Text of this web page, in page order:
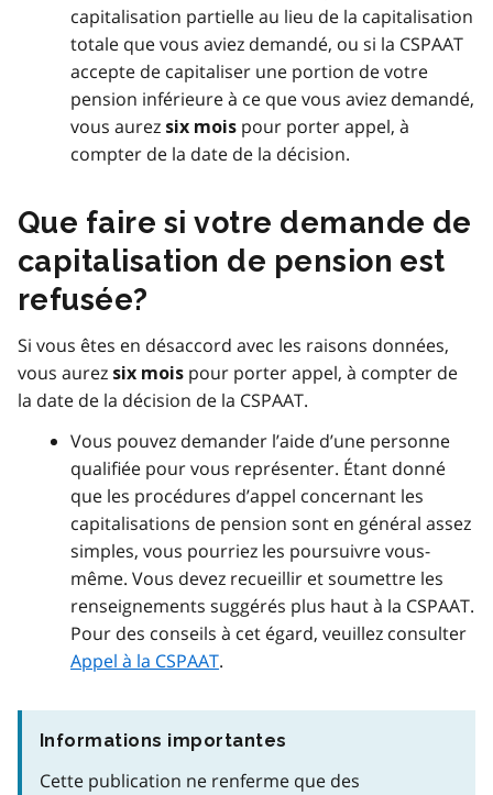
capitalisation partielle au lieu de la capitalisation
totale que vous aviez demandé, ou si la CSPAAT
accepte de capitaliser une portion de votre
pension inférieure à ce que vous aviez demandé,
vous aurez six mois pour porter appel, à
compter de la date de la décision.
Que faire si votre demande de
capitalisation de pension est
refusée?
Si vous êtes en désaccord avec les raisons données,
vous aurez six mois pour porter appel, à compter de
la date de la décision de la CSPAAT.
Vous pouvez demander l’aide d’une personne
qualifiée pour vous représenter. Étant donné
que les procédures d’appel concernant les
capitalisations de pension sont en général assez
simples, vous pourriez les poursuivre vous-
même. Vous devez recueillir et soumettre les
renseignements suggérés plus haut à la CSPAAT.
Pour des conseils à cet égard, veuillez consulter
Appel à la CSPAAT.
Informations importantes
Cette publication ne renferme que des